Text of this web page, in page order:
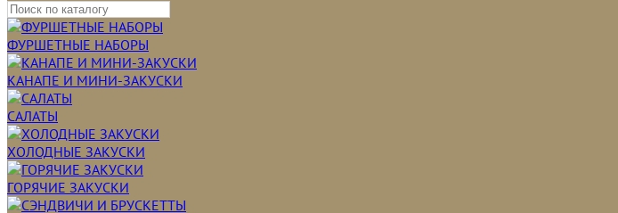
ФУРШЕТНЫЕ НАБОРЫ
КАНАПЕ И МИНИ-ЗАКУСКИ
САЛАТЫ
ХОЛОДНЫЕ ЗАКУСКИ
ГОРЯЧИЕ ЗАКУСКИ